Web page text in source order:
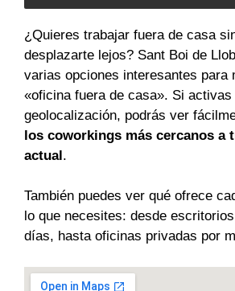
¿Quieres trabajar fuera de casa
desplazarte lejos? Sant Boi de
varias opciones interesantes para
«oficina fuera de casa». Si activas
geolocalización, podrás ver
los coworkings más cercanos a
actual.
También puedes ver qué ofrece
lo que necesites: desde
días, hasta oficinas privadas por